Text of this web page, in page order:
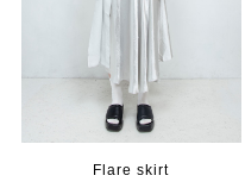
Flare skirt